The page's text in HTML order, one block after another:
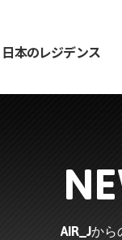
日本のレジデンス
AIR_Jか